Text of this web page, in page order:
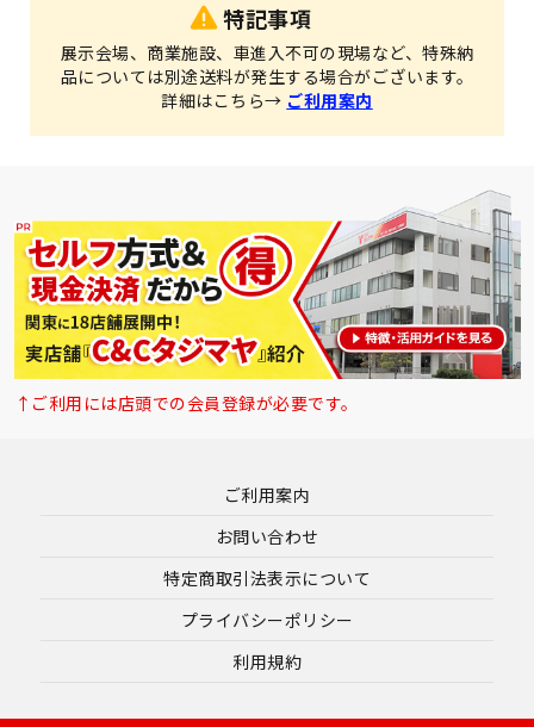
特記事項
展示会場、商業施設、車進入不可の現場など、特殊納
品については別途送料が発生する場合がございます。
詳細はこちら→ ご利用案内
↑ご利用には店頭での会員登録が必要です。
ご利用案内
お問い合わせ
特定商取引法表示について
プライバシーポリシー
利用規約